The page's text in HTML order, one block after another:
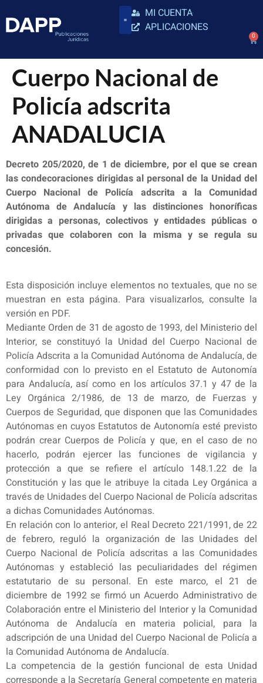
MI CUENTA
APLICACIONES
0
Cuerpo Nacional de
Policía adscrita
ANADALUCIA
Decreto 205/2020, de 1 de diciembre, por el que se crean
las condecoraciones dirigidas al personal de la Unidad del
Cuerpo Nacional de Policía adscrita a la Comunidad
Autónoma de Andalucía y las distinciones honoríficas
dirigidas a personas, colectivos y entidades públicas o
privadas que colaboren con la misma y se regula su
concesión.
Esta disposición incluye elementos no textuales, que no se
muestran en esta página. Para visualizarlos, consulte la
versión en PDF.
Mediante Orden de 31 de agosto de 1993, del Ministerio del
Interior, se constituyó la Unidad del Cuerpo Nacional de
Policía Adscrita a la Comunidad Autónoma de Andalucía, de
conformidad con lo previsto en el Estatuto de Autonomía
para Andalucía, así como en los artículos 37.1 y 47 de la
Ley Orgánica 2/1986, de 13 de marzo, de Fuerzas y
Cuerpos de Seguridad, que disponen que las Comunidades
Autónomas en cuyos Estatutos de Autonomía esté previsto
podrán crear Cuerpos de Policía y que, en el caso de no
hacerlo, podrán ejercer las funciones de vigilancia y
protección a que se refiere el artículo 148.1.22 de la
Constitución y las que le atribuye la citada Ley Orgánica a
través de Unidades del Cuerpo Nacional de Policía adscritas
a dichas Comunidades Autónomas.
En relación con lo anterior, el Real Decreto 221/1991, de 22
de febrero, reguló la organización de las Unidades del
Cuerpo Nacional de Policía adscritas a las Comunidades
Autónomas y estableció las peculiaridades del régimen
estatutario de su personal. En este marco, el 21 de
diciembre de 1992 se firmó un Acuerdo Administrativo de
Colaboración entre el Ministerio del Interior y la Comunidad
Autónoma de Andalucía en materia policial, para la
adscripción de una Unidad del Cuerpo Nacional de Policía a
la Comunidad Autónoma de Andalucía.
La competencia de la gestión funcional de esta Unidad